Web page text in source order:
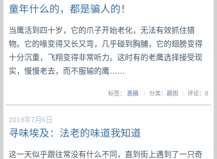
童年什么的，都是骗人的！
当鹰活到四十岁，它的爪子开始老化，无法有效抓住猎
物。它的喙变得又长又弯，几乎碰到胸脯，它的翅膀变得
十分沉重，飞翔变得非常听力。这时有的老鹰选择接受现
实，慢慢老去，而不服输的鹰……
标签： 恶搞 | 分类：趣图 | 评论：0
2019年7月6日
寻味埃及：法老的味道我知道
这一天似乎跟往常没有什么不同，直到街上遇到了一只奇